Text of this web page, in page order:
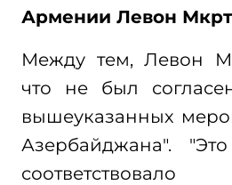
Армении Левон
Между тем, Левон
что не был
вышеуказанных
Азербайджана".